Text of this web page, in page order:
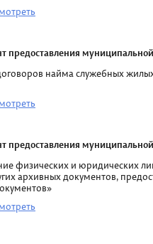
предоставления
найма служебных
предоставления муниципальной
физических и юридических
архивных документов,